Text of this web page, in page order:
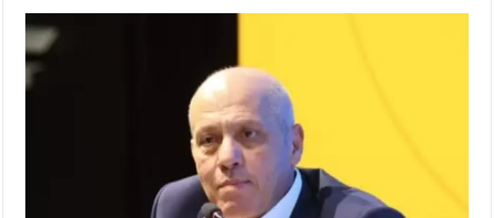
بيان اجتماع عمّان:دعم الوصاية الهاشمية التاريخية على المقدسات
النواب يقر مشروع تعديل قانون الملكية العقارية
القاضي يلتقي رؤساء تحرير الصحف اليومية ويؤكد حرص مجلس النواب